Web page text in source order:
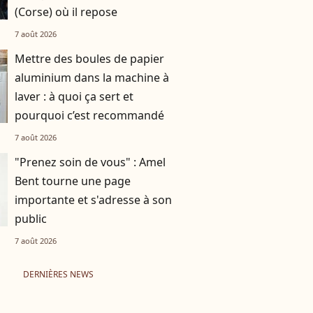
(Corse) où il repose
7 août 2026
Mettre des boules de papier
aluminium dans la machine à
laver : à quoi ça sert et
pourquoi c’est recommandé
7 août 2026
"Prenez soin de vous" : Amel
Bent tourne une page
importante et s'adresse à son
public
7 août 2026
DERNIÈRES NEWS